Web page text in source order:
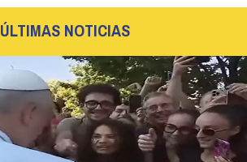
ÚLTIMAS NOTICIAS